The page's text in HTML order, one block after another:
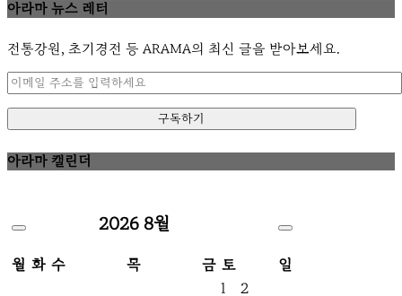
아라마 뉴스 레터
전통강원, 초기경전 등 ARAMA의 최신 글을 받아보세요.
아라마 캘린더
2026 8월
월 화 수 목 금 토
일
1
2